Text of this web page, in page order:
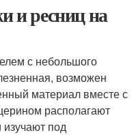
и ресниц на
с небольшого
возможен
материал вместе с
располагают
под